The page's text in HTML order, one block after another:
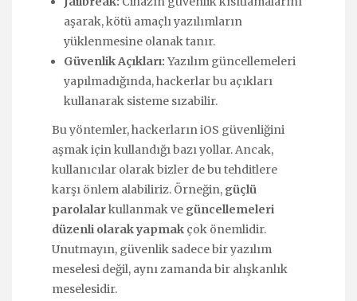
aşarak, kötü amaçlı yazılımların
yüklenmesine olanak tanır.
Güvenlik Açıkları: Yazılım güncellemeleri
yapılmadığında, hackerlar bu açıkları
kullanarak sisteme sızabilir.
Bu yöntemler, hackerların iOS güvenliğini
aşmak için kullandığı bazı yollar. Ancak,
kullanıcılar olarak bizler de bu tehditlere
karşı önlem alabiliriz. Örneğin, güçlü
parolalarkullanmak ve güncellemeleri
düzenli olarak yapmak çok önemlidir.
Unutmayın, güvenlik sadece bir yazılım
meselesi değil, aynı zamanda bir alışkanlık
meselesidir.